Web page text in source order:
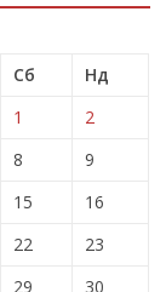
Сб
Нд
1
2
8
9
15
16
22
23
29
30